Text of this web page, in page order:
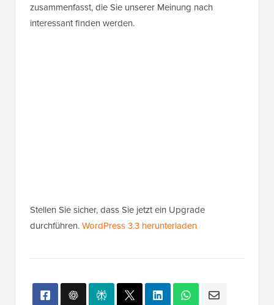
zusammenfasst, die Sie unserer Meinung nach
interessant finden werden.
Stellen Sie sicher, dass Sie jetzt ein Upgrade
durchführen.WordPress 3.3 herunterladen